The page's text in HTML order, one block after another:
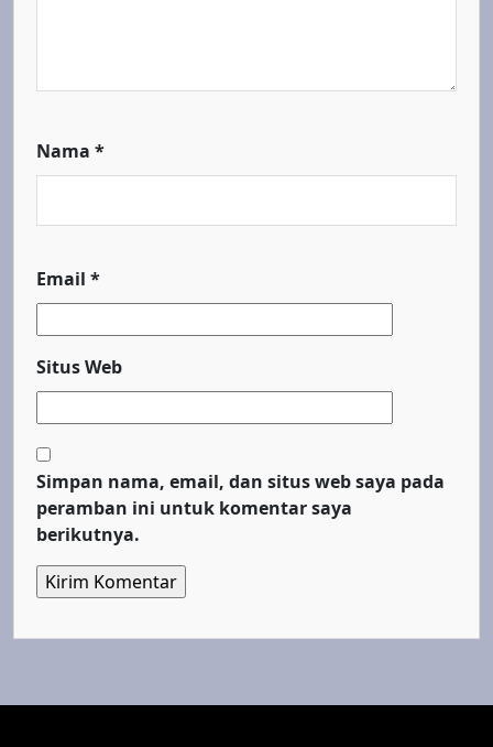
Nama *
Email *
Situs Web
Simpan nama, email, dan situs web saya pada
peramban ini untuk komentar saya
berikutnya.